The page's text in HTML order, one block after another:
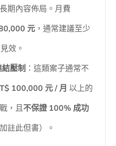
期內容佈局。月費
元，通常建議至少
效。
壓制 ：這類案子通常不
100,000 元 / 月 以上的
，且不保證 100% 成功
註此但書）。